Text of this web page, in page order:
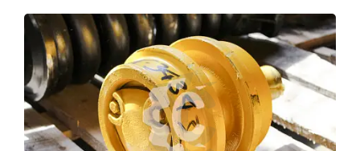
3D тур по производству
3D тур по складам
sksale@skdst.ru